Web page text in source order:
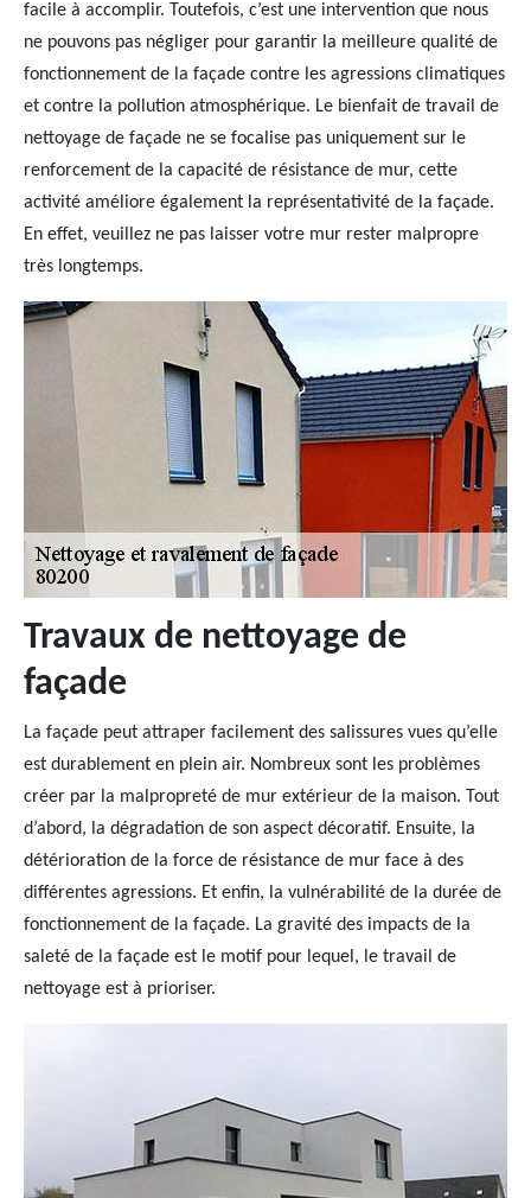
facile à accomplir. Toutefois, c’est une intervention que nous
ne pouvons pas négliger pour garantir la meilleure qualité de
fonctionnement de la façade contre les agressions climatiques
et contre la pollution atmosphérique. Le bienfait de travail de
nettoyage de façade ne se focalise pas uniquement sur le
renforcement de la capacité de résistance de mur, cette
activité améliore également la représentativité de la façade.
En effet, veuillez ne pas laisser votre mur rester malpropre
très longtemps.
Travaux de nettoyage de
façade
La façade peut attraper facilement des salissures vues qu’elle
est durablement en plein air. Nombreux sont les problèmes
créer par la malpropreté de mur extérieur de la maison. Tout
d’abord, la dégradation de son aspect décoratif. Ensuite, la
détérioration de la force de résistance de mur face à des
différentes agressions. Et enfin, la vulnérabilité de la durée de
fonctionnement de la façade. La gravité des impacts de la
saleté de la façade est le motif pour lequel, le travail de
nettoyage est à prioriser.